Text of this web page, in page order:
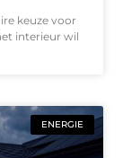
keuze voor
interieur wil
ENERGIE